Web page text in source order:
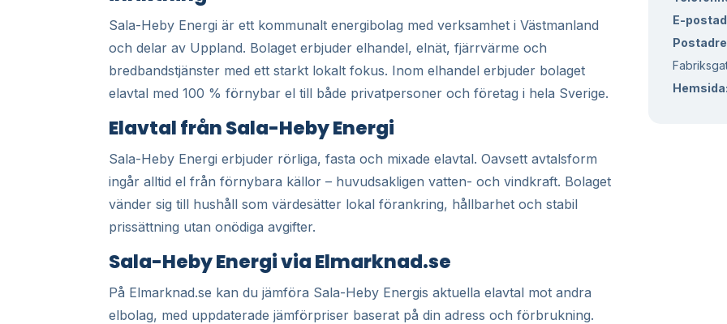
Sala-Heby Energi är ett kommunalt energibolag med verksamhet i Västmanland
och delar av Uppland. Bolaget erbjuder elhandel, elnät, fjärrvärme och
bredbandstjänster med ett starkt lokalt fokus. Inom elhandel erbjuder bolaget
elavtal med 100 % förnybar el till både privatpersoner och företag i hela Sverige.
Elavtal från Sala-Heby Energi
Sala-Heby Energi erbjuder rörliga, fasta och mixade elavtal. Oavsett avtalsform
ingår alltid el från förnybara källor – huvudsakligen vatten- och vindkraft. Bolaget
vänder sig till hushåll som värdesätter lokal förankring, hållbarhet och stabil
prissättning utan onödiga avgifter.
Sala-Heby Energi via Elmarknad.se
På Elmarknad.se kan du jämföra Sala-Heby Energis aktuella elavtal mot andra
elbolag, med uppdaterade jämförpriser baserat på din adress och förbrukning.
E-
Hemsida: